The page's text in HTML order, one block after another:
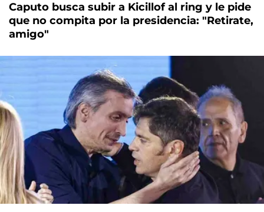
Caputo busca subir a Kicillof al ring y le pide
que no compita por la presidencia: "Retirate,
amigo"